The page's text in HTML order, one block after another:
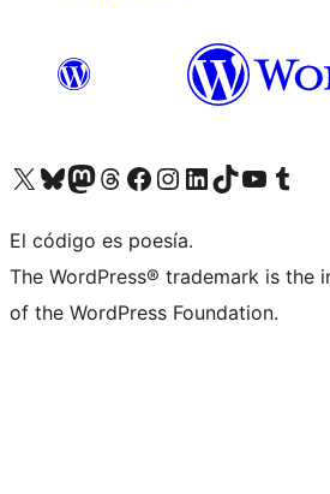
Visita nuestra cuenta de X (anteriormente Twitter)
Visita nuestra cuenta de Bluesky
Visita nuestra cuenta de Mastodon
Visita nuestra cuenta de Threads
Visita nuestra página de Facebook
Visita nuestra cuenta de Instagram
Visita nuestra cuenta de LinkedIn
Visita nuestra cuenta de TikTok
Visita nuestro canal de
Visita nuestra cuenta
El código es poesía.
The WordPress® trademark is the
of the WordPress Foundation.